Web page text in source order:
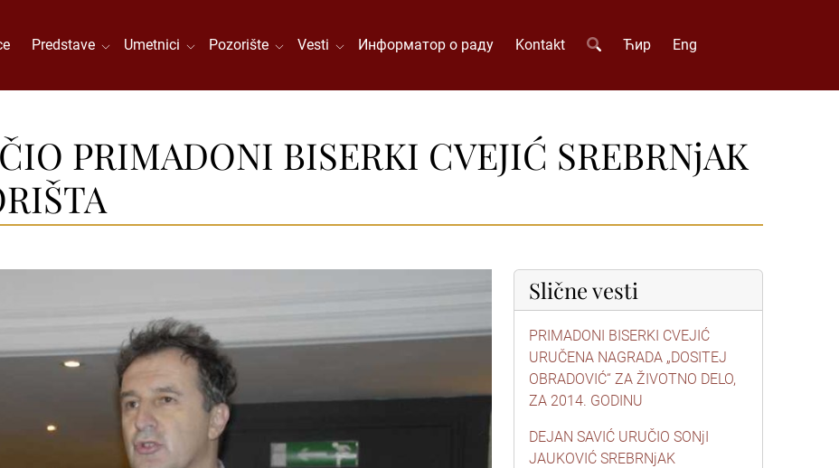
Predstave Umetnici Pozorište Vesti Информатор о раду Kontakt Ћир Eng
PRIMADONI BISERKI CVEJIĆ SREBRNjAK
Slične vesti
PRIMADONI BISERKI CVEJIĆ
URUČENA NAGRADA „DOSITEJ
OBRADOVIĆ“ ZA ŽIVOTNO DELO,
ZA 2014. GODINU
DEJAN SAVIĆ URUČIO SONjI
JAUKOVIĆ SREBRNjAK